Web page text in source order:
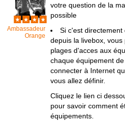
Ambassadeur
Orange
votre question de la
possible
Si c'est
depuis la livebox,
plages d'acces aux
chaque équipement
connecter à Internet
vous allez définir.
Cliquez le lien ci
pour savoir comment
équipements.